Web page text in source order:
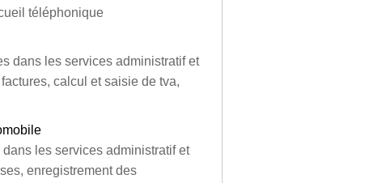
téléphonique
dans les services administratif et
calcul et saisie de tva,
les services administratif et
enregistrement des